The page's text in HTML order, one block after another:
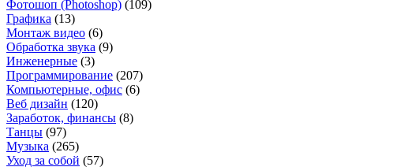
Фотошоп (Photoshop) (109)
Графика (13)
Монтаж видео (6)
Обработка звука (9)
Инженерные (3)
Программирование (207)
Компьютерные, офис (6)
Веб дизайн (120)
Заработок, финансы (8)
Танцы (97)
Музыка (265)
Уход за собой (57)